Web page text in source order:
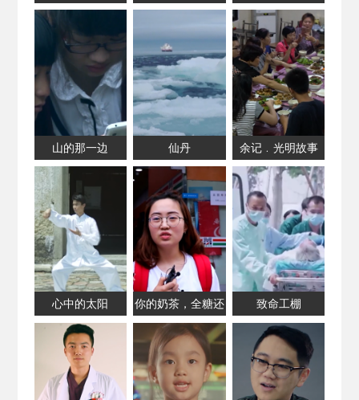
山的那一边 仙丹 余记﹒光明故事
心中的太阳
你的奶茶，全糖还
是半糖？
致命工棚